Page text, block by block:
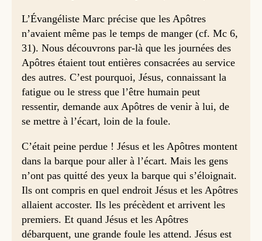
L’Évangéliste Marc précise que les Apôtres
n’avaient même pas le temps de manger (cf. Mc 6,
31). Nous découvrons par-là que les journées des
Apôtres étaient tout entières consacrées au service
des autres. C’est pourquoi, Jésus, connaissant la
fatigue ou le stress que l’être humain peut
ressentir, demande aux Apôtres de venir à lui, de
se mettre à l’écart, loin de la foule.
C’était peine perdue ! Jésus et les Apôtres montent
dans la barque pour aller à l’écart. Mais les gens
n’ont pas quitté des yeux la barque qui s’éloignait.
Ils ont compris en quel endroit Jésus et les Apôtres
allaient accoster. Ils les précèdent et arrivent les
premiers. Et quand Jésus et les Apôtres
débarquent, une grande foule les attend. Jésus est